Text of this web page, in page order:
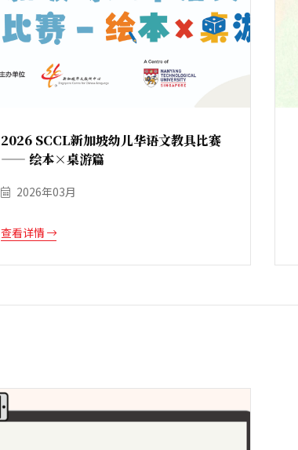
2026 SCCL新加坡幼儿华语文教具比赛
—— 绘本×桌游篇
2026年03月
查看详情